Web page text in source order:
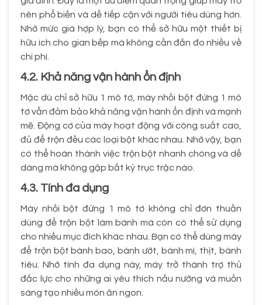
nên phổ biến và dễ tiếp cận với người tiêu dùng hơn.
Nhờ mức giá hợp lý, bạn có thể sở hữu một thiết bị
hữu ích cho gian bếp mà không cần đắn đo nhiều về
chi phí.
4.2. Khả năng vận hành ổn định
Mặc dù chỉ sở hữu 1 mô tơ, máy nhồi bột đứng 1 mô
tơ vẫn đảm bảo khả năng vận hành ổn định và mạnh
mẽ. Động cơ của máy hoạt động với công suất cao,
đủ để trộn đều các loại bột khác nhau. Nhờ vậy, bạn
có thể hoàn thành việc trộn bột nhanh chóng và dễ
dàng mà không gặp bất kỳ trục trặc nào.
4.3. Tính đa dụng
Máy nhồi bột đứng 1 mô tơ không chỉ đơn thuần
dùng để trộn bột làm bánh mà còn có thể sử dụng
cho nhiều mục đích khác nhau. Bạn có thể dùng máy
để trộn bột bánh bao, bánh ướt, bánh mì, thịt, bánh
tiêu. Nhờ tính đa dụng này, máy trở thành trợ thủ
đắc lực cho những ai yêu thích nấu nướng và muốn
sáng tạo nhiều món ăn ngon.